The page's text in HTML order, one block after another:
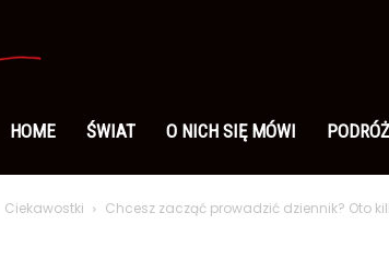
po
polsku
HOME ŚWIAT O NICH SIĘ MÓWI
Ciekawostki Chcesz zacząć prowadzić dziennik? Oto